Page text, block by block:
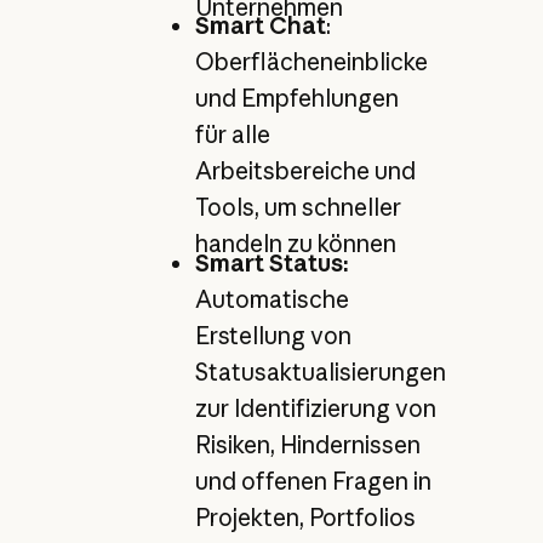
Unternehmen
Smart Chat:
Oberflächeneinblicke
und Empfehlungen
für alle
Arbeitsbereiche und
Tools, um schneller
handeln zu können
Smart Status:
Automatische
Erstellung von
Statusaktualisierungen
zur Identifizierung von
Risiken, Hindernissen
und offenen Fragen in
Projekten, Portfolios